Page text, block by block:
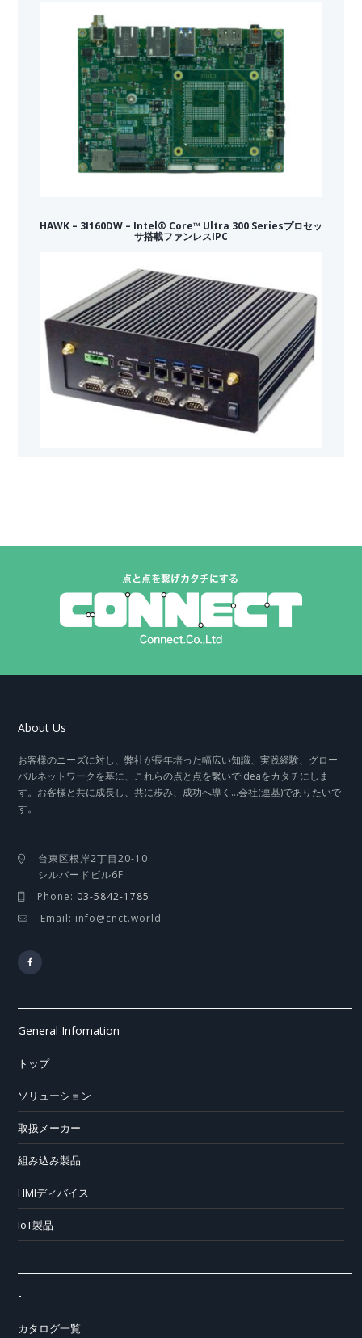
HAWK – 3I160DW – Intel® Core™ Ultra 300 Seriesプロセッ
サ搭載ファンレスIPC
About Us
お客様のニーズに対し、弊社が長年培った幅広い知識、実践経験、グロー
バルネットワークを基に、これらの点と点を繋いでIdeaをカタチにしま
す。お客様と共に成長し、共に歩み、成功へ導く…会社(連基)でありたいで
す。
台東区根岸2丁目20-10
シルバードビル6F
Phone: 03-5842-1785
Email: info@cnct.world
General Infomation
トップ
ソリューション
取扱メーカー
組み込み製品
HMIディバイス
IoT製品
-
カタログ一覧